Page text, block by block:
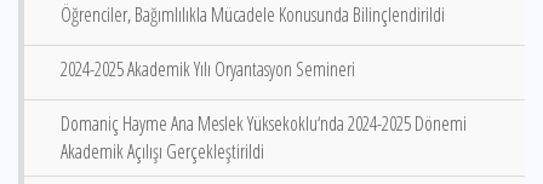
Öğrenciler, Bağımlılıkla Mücadele Konusunda Bilinçlendirildi
2024-2025 Akademik Yılı Oryantasyon Semineri
Domaniç Hayme Ana Meslek Yüksekoklu‘nda 2024-2025 Dönemi
Akademik Açılışı Gerçekleştirildi